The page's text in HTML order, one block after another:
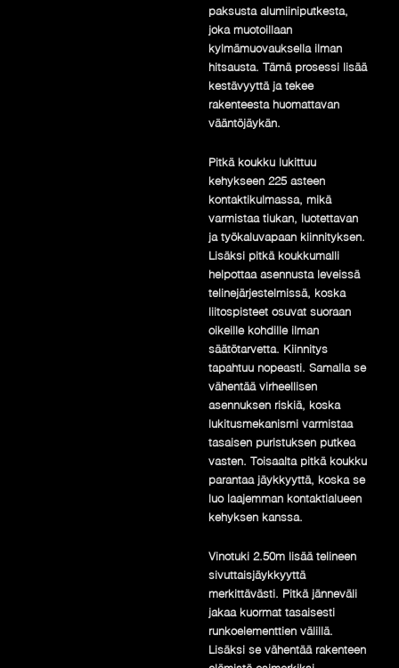
paksusta alumiiniputkesta,
joka muotoillaan
kylmämuovauksella ilman
hitsausta. Tämä prosessi lisää
kestävyyttä ja tekee
rakenteesta huomattavan
vääntöjäykän.
Pitkä koukku lukittuu
kehykseen 225 asteen
kontaktikulmassa, mikä
varmistaa tiukan, luotettavan
ja työkaluvapaan kiinnityksen.
Lisäksi pitkä koukkumalli
helpottaa asennusta leveissä
telinejärjestelmissä, koska
liitospisteet osuvat suoraan
oikeille kohdille ilman
säätötarvetta. Kiinnitys
tapahtuu nopeasti. Samalla se
vähentää virheellisen
asennuksen riskiä, koska
lukitusmekanismi varmistaa
tasaisen puristuksen putkea
vasten. Toisaalta pitkä koukku
parantaa jäykkyyttä, koska se
luo laajemman kontaktialueen
kehyksen kanssa.
Vinotuki 2.50m lisää telineen
sivuttaisjäykkyyttä
merkittävästi. Pitkä jänneväli
jakaa kuormat tasaisesti
runkoelementtien välillä.
Lisäksi se vähentää rakenteen